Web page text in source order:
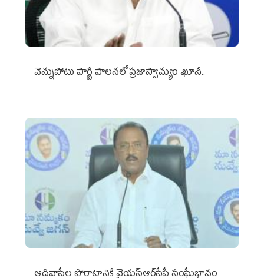
వెన్నుపోటు పార్టీ పాలనలో ప్రజాస్వామ్యం ఖూనీ..
ఆదివాసీల పోరాటానికి వైయ‌స్ఆర్‌సీపీ సంఘీభావం